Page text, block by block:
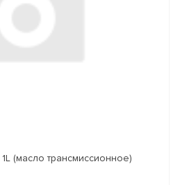
(масло трансмиссионное)